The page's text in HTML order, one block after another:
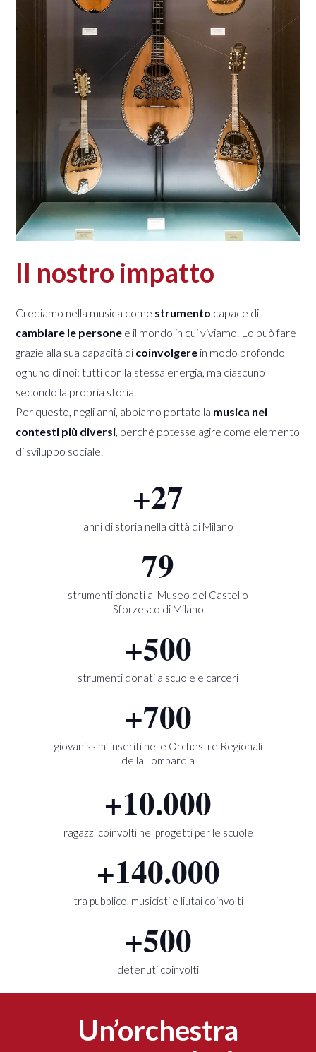
Il nostro impatto
Crediamo nella musica come strumento capace di
cambiare le persone e il mondo in cui viviamo. Lo può fare
grazie alla sua capacità di coinvolgere in modo profondo
ognuno di noi: tutti con la stessa energia, ma ciascuno
secondo la propria storia.
Per questo, negli anni, abbiamo portato la musica nei
contesti più diversi , perché potesse agire come elemento
di sviluppo sociale.
+27
anni di storia nella città di Milano
79
strumenti donati al Museo del Castello
Sforzesco di Milano
+500
strumenti donati a scuole e carceri
+700
giovanissimi inseriti nelle Orchestre Regionali
della Lombardia
+10.000
ragazzi coinvolti nei progetti per le scuole
+140.000
tra pubblico, musicisti e liutai coinvolti
+500
detenuti coinvolti
Un’orchestra